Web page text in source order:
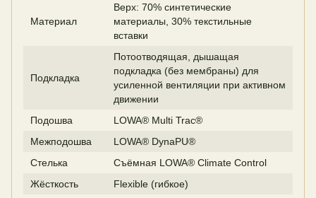
Материал
Верх: 70% синтетические
материалы, 30% текстильные
вставки
Подкладка
Потоотводящая, дышащая
подкладка (без мембраны) для
усиленной вентиляции при активном
движении
Подошва
LOWA® Multi Trac®
Межподошва
LOWA® DynaPU®
Стелька
Съёмная LOWA® Climate Control
Жёсткость
Flexible (гибкое)